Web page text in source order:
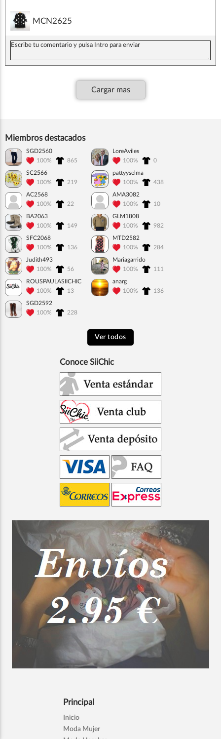
MCN2625
Cargar mas
Miembros destacados
SGD2560
100%
865
LoreAviles
100%
0
SC2566
100%
219
pattyyselma
100%
438
AC2568
100%
22
AMA3082
100%
10
BA2063
100%
149
GLM1808
100%
982
SFC2068
100%
136
MTD2582
100%
284
Judith493
100%
56
Mariagarrido
100%
111
ROUSPAULASIICHIC
100%
13
anarg
100%
136
SGD2592
100%
228
Ver todos
Conoce SiiChic
Principal
Inicio
Moda Mujer